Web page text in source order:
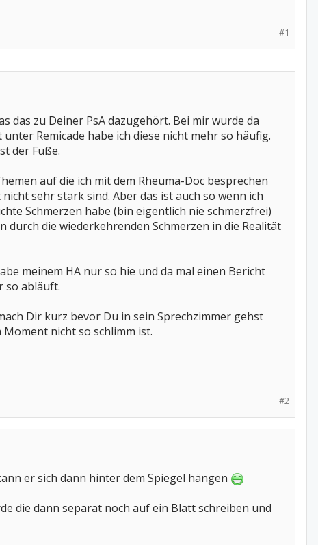
#1
das zu Deiner PsA dazugehört. Bei mir wurde da
Remicade habe ich diese nicht mehr so häufig.
der Füße.
auf die ich mit dem Rheuma-Doc besprechen
sehr stark sind. Aber das ist auch so wenn ich
Schmerzen habe (bin eigentlich nie schmerzfrei)
die wiederkehrenden Schmerzen in die Realität
meinem HA nur so hie und da mal einen Bericht
so abläuft.
Dir kurz bevor Du in sein Sprechzimmer gehst
nicht so schlimm ist.
#2
er sich dann hinter dem Spiegel hängen
die dann separat noch auf ein Blatt schreiben und